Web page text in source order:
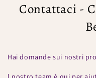
Contattaci -
Hai domande sui nostri